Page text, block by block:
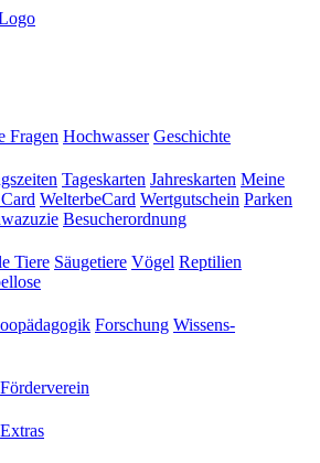
Fragen Hochwasser Geschichte
Tageskarten Jahreskarten Meine
WelterbeCard Wertgutschein Parken
Besucherordnung
Tiere Säugetiere Vögel Reptilien
Forschung Wissens-
Förderverein
Extras